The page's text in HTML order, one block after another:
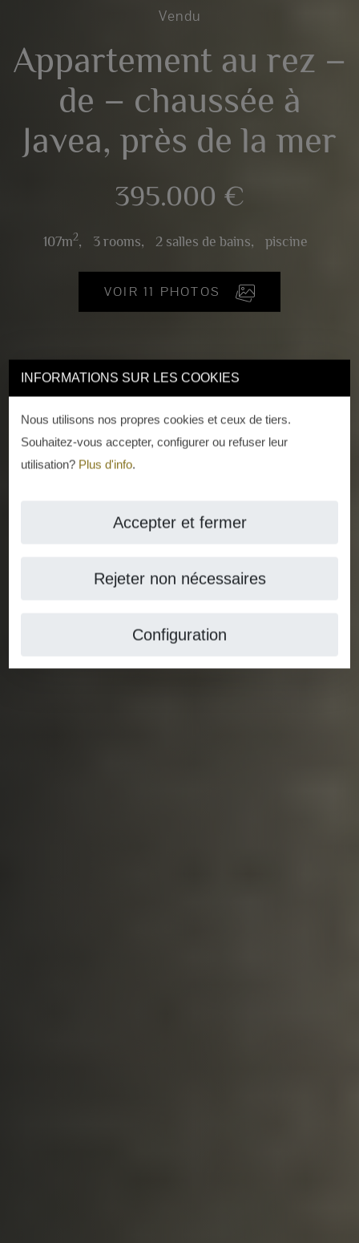
INFORMATIONS SUR LES COOKIES
Nous utilisons nos propres cookies et ceux de tiers.
Souhaitez-vous accepter, configurer ou refuser leur
utilisation? Plus d'info.
Accepter et fermer
Rejeter non nécessaires
Configuration
Vendu
Appartement au rez –
de – chaussée à
Javea, près de la mer
395.000 €
107m2, 3 rooms, 2 salles de bains, piscine
VOIR 11 PHOTOS